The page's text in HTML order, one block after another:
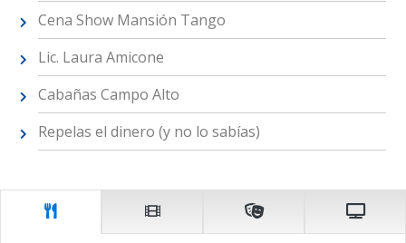
Cena Show Mansión Tango
Lic. Laura Amicone
Cabañas Campo Alto
Repelas el dinero (y no lo sabías)